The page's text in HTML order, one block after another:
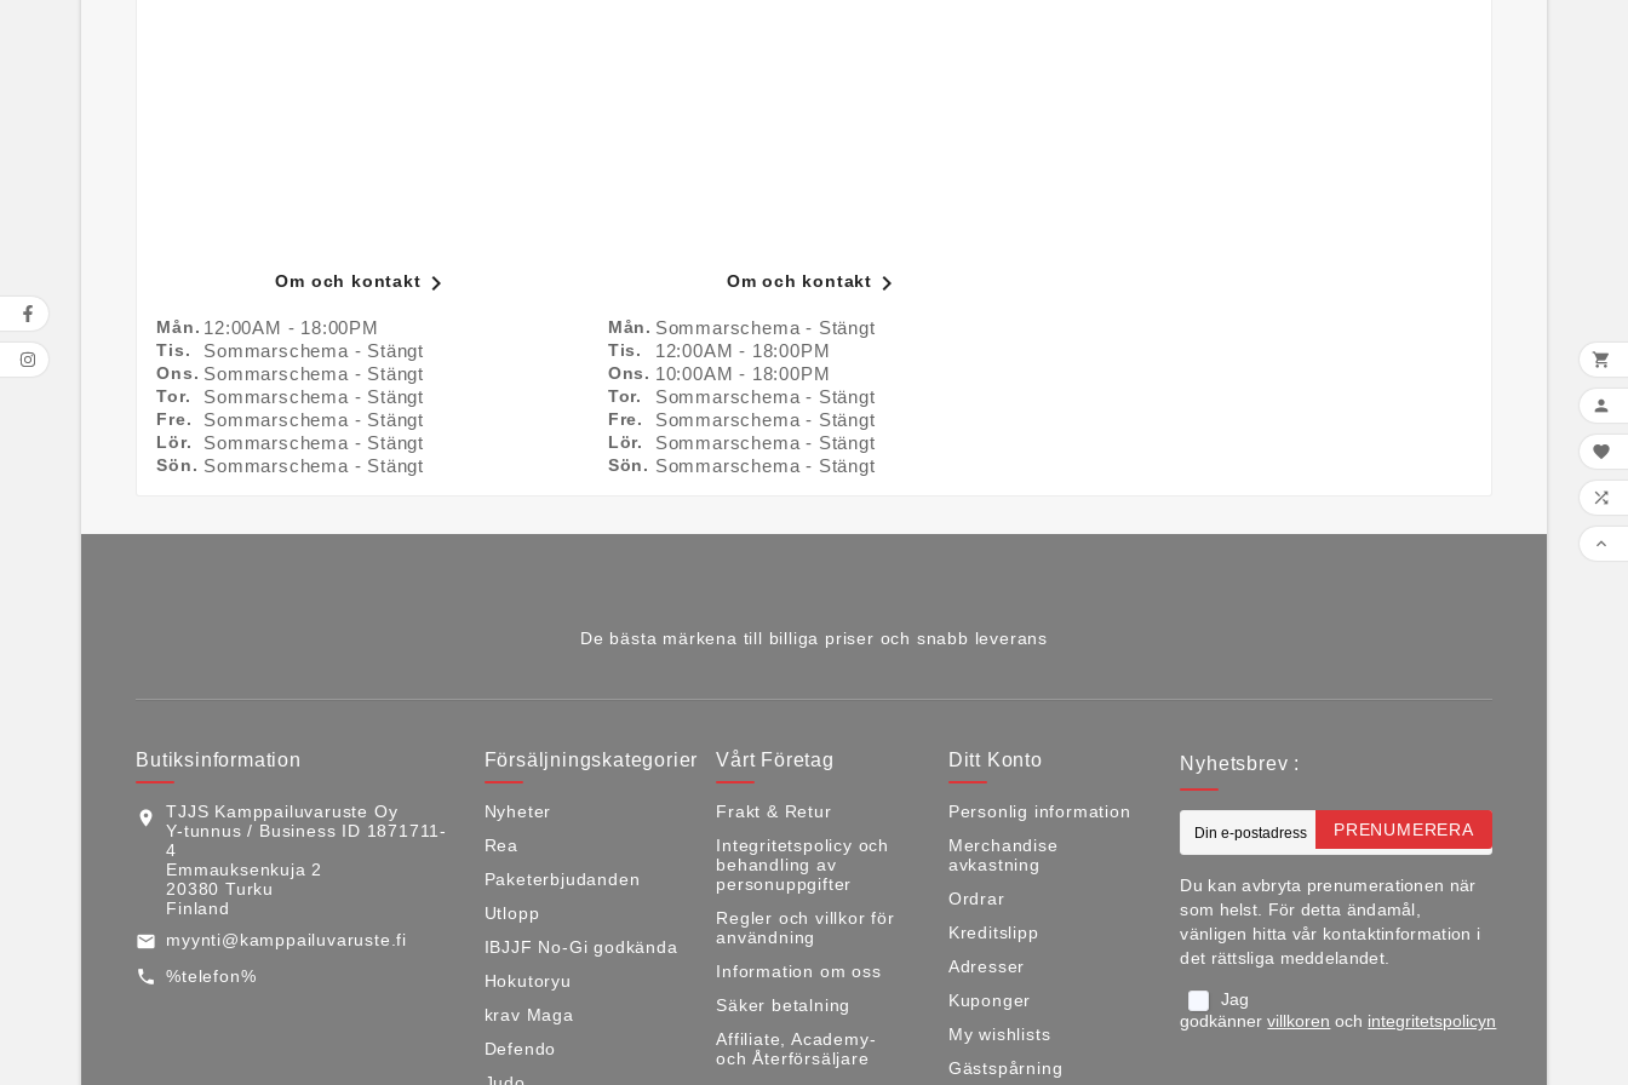
Om och kontakt 
Mån. 12:00AM - 18:00PM
Tis. Sommarschema - Stängt
Ons. Sommarschema - Stängt
Tor. Sommarschema - Stängt
Fre. Sommarschema - Stängt
Lör. Sommarschema - Stängt
Sön. Sommarschema - Stängt
Om och kontakt 
Mån. Sommarschema - Stängt
Tis. 12:00AM - 18:00PM
Ons. 10:00AM - 18:00PM
Tor. Sommarschema - Stängt
Fre. Sommarschema - Stängt
Lör. Sommarschema - Stängt
Sön. Sommarschema - Stängt
De bästa märkena till billiga priser och snabb leverans
Butiksinformation
location_on
TJJS Kamppailuvaruste Oy
Y-tunnus / Business ID 1871711-
4
Emmauksenkuja 2
20380 Turku
Finland
email myynti@kamppailuvaruste.fi
call %telefon%
Försäljningskategorier
Nyheter
Rea
Paketerbjudanden
Utlopp
IBJJF No-Gi godkända
Hokutoryu
krav Maga
Defendo
Vårt Företag
Frakt & Retur
Integritetspolicy och
behandling av
personuppgifter
Regler och villkor för
användning
Information om oss
Säker betalning
Affiliate, Academy-
och Återförsäljare
Ditt Konto
Personlig information
Merchandise
avkastning
Ordrar
Kreditslipp
Adresser
Kuponger
My wishlists
Gästspårning
Nyhetsbrev :
PRENUMERERA
Du kan avbryta prenumerationen när
som helst. För detta ändamål,
vänligen hitta vår kontaktinformation i
det rättsliga meddelandet.
Jag
godkännervillkoren och integritetspolicyn




